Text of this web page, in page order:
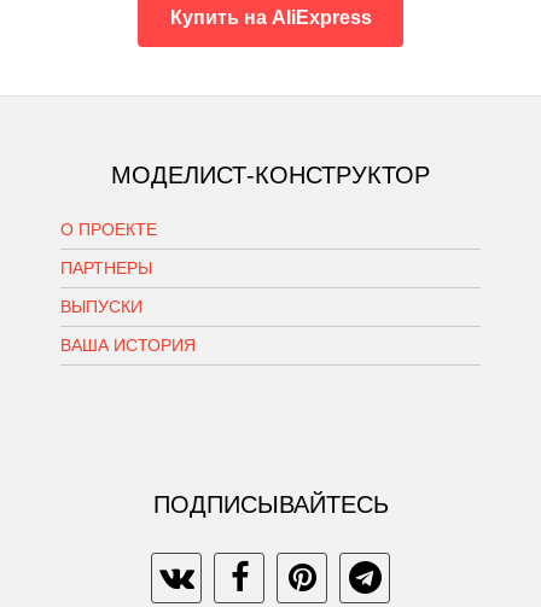
Купить на AliExpress
МОДЕЛИСТ-КОНСТРУКТОР
О ПРОЕКТЕ
ПАРТНЕРЫ
ВЫПУСКИ
ВАША ИСТОРИЯ
ПОДПИСЫВАЙТЕСЬ